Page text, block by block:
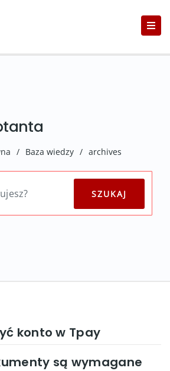
/ Baza wiedzy / archives
konto w Tpay
są wymagane